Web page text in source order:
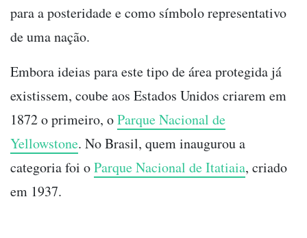
para a posteridade e como símbolo representativo
de uma nação.
Embora ideias para este tipo de área protegida já
existissem, coube aos Estados Unidos criarem em
1872 o primeiro, oParque Nacional de
Yellowstone. No Brasil, quem inaugurou a
categoria foi oParque Nacional de Itatiaia, criado
em 1937.